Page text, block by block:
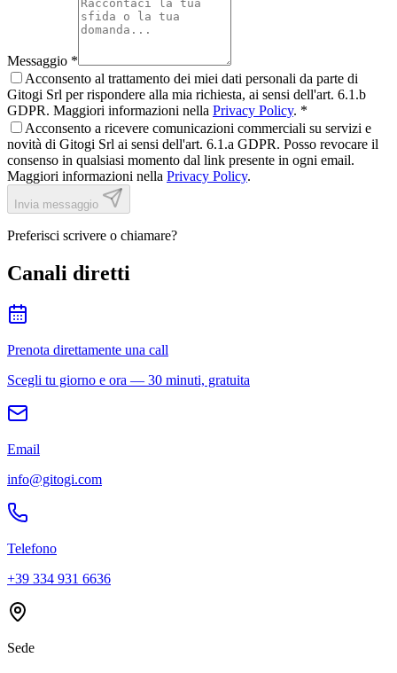
Messaggio *
Acconsento al trattamento dei miei dati personali da parte di
Gitogi Srl per rispondere alla mia richiesta, ai sensi dell'art. 6.1.b
GDPR. Maggiori informazioni nella Privacy Policy. *
Acconsento a ricevere comunicazioni commerciali su servizi e
novità di Gitogi Srl ai sensi dell'art. 6.1.a GDPR. Posso revocare il
consenso in qualsiasi momento dal link presente in ogni email.
Maggiori informazioni nella Privacy Policy.
Invia messaggio
Preferisci scrivere o chiamare?
Canali diretti
Prenota direttamente una call
Scegli tu giorno e ora — 30 minuti, gratuita
Email
info@gitogi.com
Telefono
+39 334 931 6636
Sede